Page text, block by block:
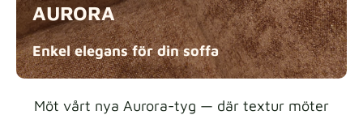
AURORA
Enkel elegans för din soffa
Möt vårt nya Aurora-tyg — där textur möter